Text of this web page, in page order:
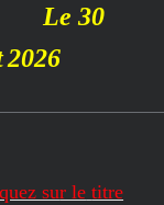
Le 30
2026
sur le titre